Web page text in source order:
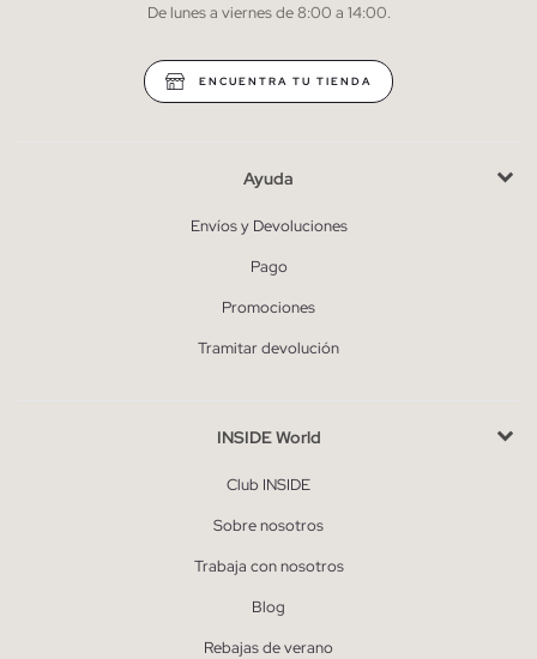
* Puedes cancelar la suscripción en cualquier momento.
De lunes a viernes de 8:00 a 14:00.
ENCUENTRA TU TIENDA
Ayuda
Envíos y Devoluciones
Pago
Promociones
Tramitar devolución
INSIDE World
Club INSIDE
Sobre nosotros
Trabaja con nosotros
Blog
Rebajas de verano